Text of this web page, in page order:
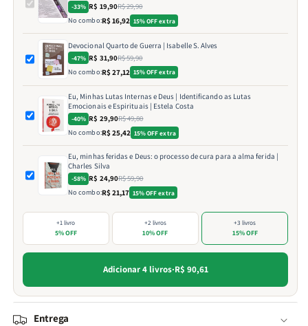
-33% R$ 19,90R$ 29,90
No combo:R$ 16,92 15% OFF extra
Devocional Quarto de Guerra | Isabelle S. Alves
-47% R$ 31,90R$ 59,90
No combo:R$ 27,12 15% OFF extra
Eu, Minhas Lutas Internas e Deus | Identificando as Lutas
Emocionais e Espirituais | Estela Costa
-40% R$ 29,90R$ 49,80
No combo:R$ 25,42 15% OFF extra
Eu, minhas feridas e Deus: o processo de cura para a alma ferida |
Charles Silva
-58% R$ 24,90R$ 59,90
No combo:R$ 21,17 15% OFF extra
+1 livro
5% OFF
+2 livros
10% OFF
+3 livros
15% OFF
Adicionar 4 livros·R$ 90,61
Entrega